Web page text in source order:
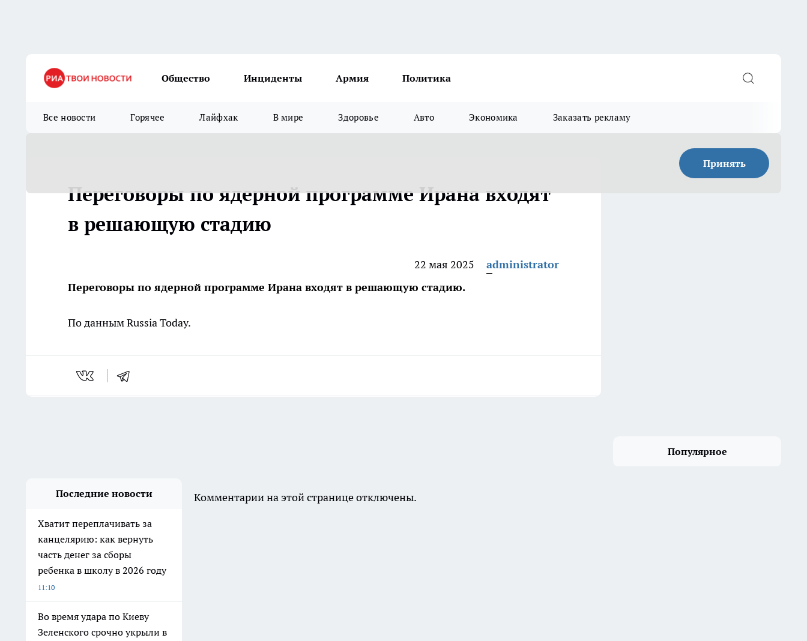
Общество Инциденты Армия Политика
Все новости Горячее Лайфхак В мире Здоровье Авто Экономика Заказать рекламу
Принять
Переговоры по ядерной программе Ирана входят
в решающую стадию
22 мая 2025
administrator
Переговоры по ядерной программе Ирана входят в решающую стадию.
По данным Russia Today.
Популярное
Последние новости
Хватит переплачивать за
канцелярию: как вернуть
часть денег за сборы
ребенка в школу в 2026 году
11:10
Во время удара по Киеву
Зеленского срочно укрыли в
Комментарии на этой странице отключены.